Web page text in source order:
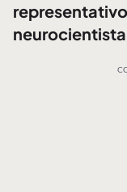
neurocientista